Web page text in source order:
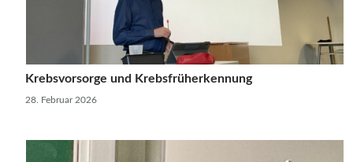
Krebsvorsorge und Krebsfrüherkennung
28. Februar 2026